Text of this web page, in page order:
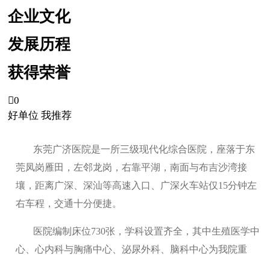
企业文化
发展历程
获得荣誉
0
好单位 我推荐
东莞广济医院是一所三级现代化综合医院，座落于东
莞凤岗雁田，左邻龙岗，右靠平湖，南面与布吉沙湾接
壤，距离广深、深汕等高速入口、广深火车站仅15分钟左
右车程，交通十分便捷。
医院编制床位730张，学科设置齐全，其中生殖医学中
心、心内科与胸痛中心、泌尿外科、脑科中心为我院重